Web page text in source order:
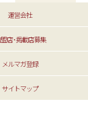
運営会社
店･掲載店募集
メルマガ登録
サイトマップ